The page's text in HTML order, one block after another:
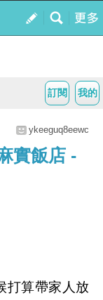
我的
訂閱
ykeeguq8eewc
實飯店 -
打算帶家人放